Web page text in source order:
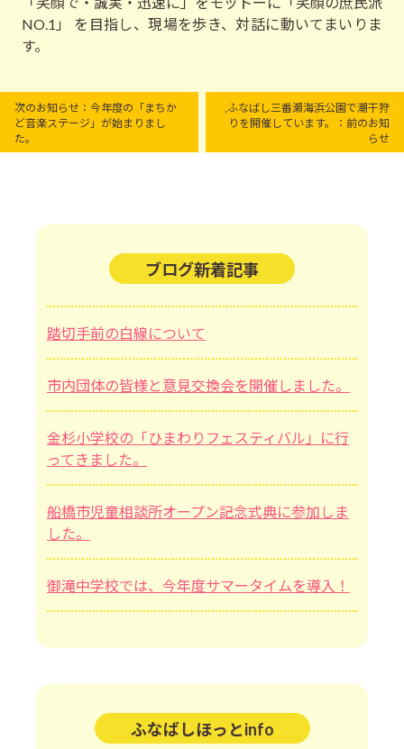
NO.1」 を目指し、現場を歩き、対話に動いてまいりま
す。
次のお知らせ：今年度の「まちか
ど音楽ステージ」が始まりまし
た。
,ふなばし三番瀬海浜公園で潮干狩
りを開催しています。：前のお知
らせ
ブログ新着記事
踏切手前の白線について
市内団体の皆様と意見交換会を開催しました。
金杉小学校の「ひまわりフェスティバル」に行
ってきました。
船橋市児童相談所オープン記念式典に参加しま
した。
御滝中学校では、今年度サマータイムを導入！
ふなばしほっとinfo